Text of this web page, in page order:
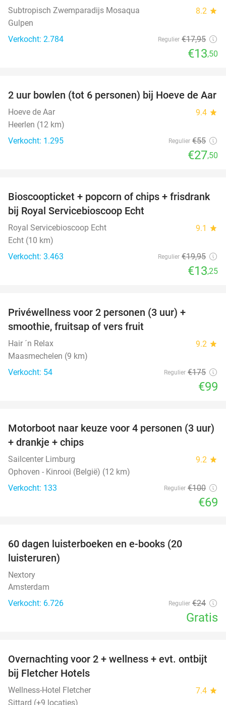
Subtropisch Zwemparadijs Mosaqua 8.2 star
Gulpen
Verkocht: 2.784
Regulier €17,95
€13,50
50%
2 uur bowlen (tot 6 personen) bij Hoeve de Aar
Hoeve de Aar 9.4 star
Heerlen (12 km)
Verkocht: 1.295
Regulier €55
€27,50
34%
Bioscoopticket + popcorn of chips + frisdrank
bij Royal Servicebioscoop Echt
Royal Servicebioscoop Echt 9.1 star
Echt (10 km)
Verkocht: 3.463
Regulier €19,95
€13,25
Privéwellness voor 2 personen (3 uur) +
smoothie, fruitsap of vers fruit
Hair ´n Relax 9.2 star
Maasmechelen (9 km)
Verkocht: 54
Regulier €175
€99
31%
Motorboot naar keuze voor 4 personen (3 uur)
+ drankje + chips
Sailcenter Limburg 9.2 star
Ophoven - Kinrooi (België) (12 km)
Verkocht: 133
Regulier €100
€69
60 dagen luisterboeken en e-books (20
luisteruren)
Nextory
Amsterdam
Verkocht: 6.726
Regulier €24
Gratis
55%
Overnachting voor 2 + wellness + evt. ontbijt
bij Fletcher Hotels
Wellness-Hotel Fletcher 7.4 star
Sittard (+9 locaties)